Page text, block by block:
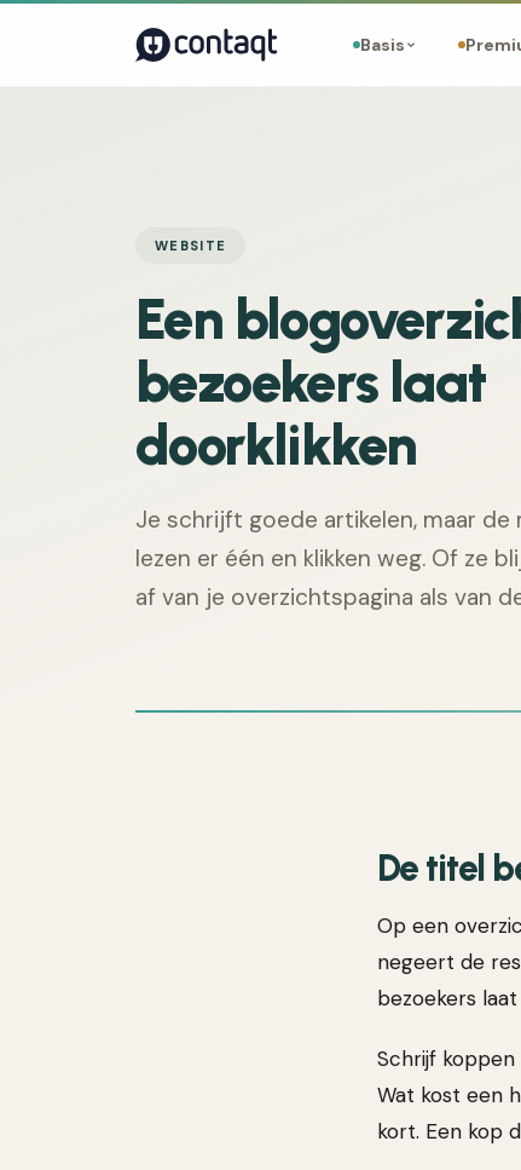
Basis
WEBSITE
Een
bezoekers laat
doorklikken
Je schrijft goede artikelen, maar de
lezen er één en klikken weg. Of ze
af van je overzichtspagina als van
De titel
Op een
negeert de
bezoekers
Schrijf
Wat kost een
kort. Een kop